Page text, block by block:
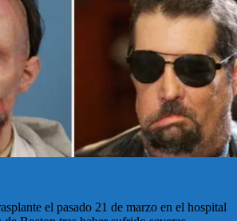
el pasado 21 de marzo en el hospital